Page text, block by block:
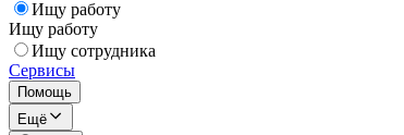
Ищу работу
Ищу работу
Ищу сотрудника
Сервисы
Помощь
Ещё